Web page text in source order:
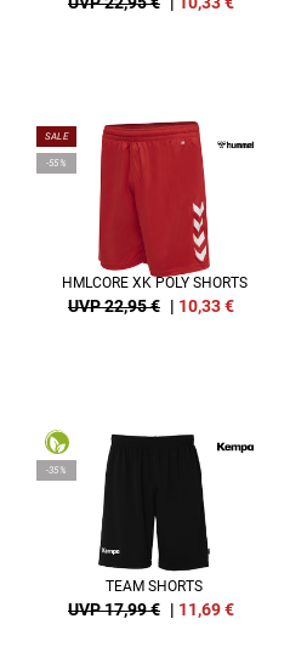
SALE
-55%
HMLCORE XK POLY SHORTS
UVP 22,95 € | 10,33€
-35%
TEAM SHORTS
UVP 17,99 € | 11,69€